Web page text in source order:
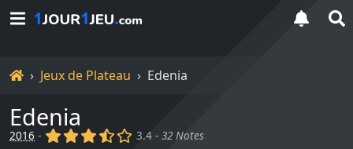
Accueil
Jeux de Plateau Edenia
Edenia
2016 - (x) (x) (x) (,) ()
3.4 -32 Notes